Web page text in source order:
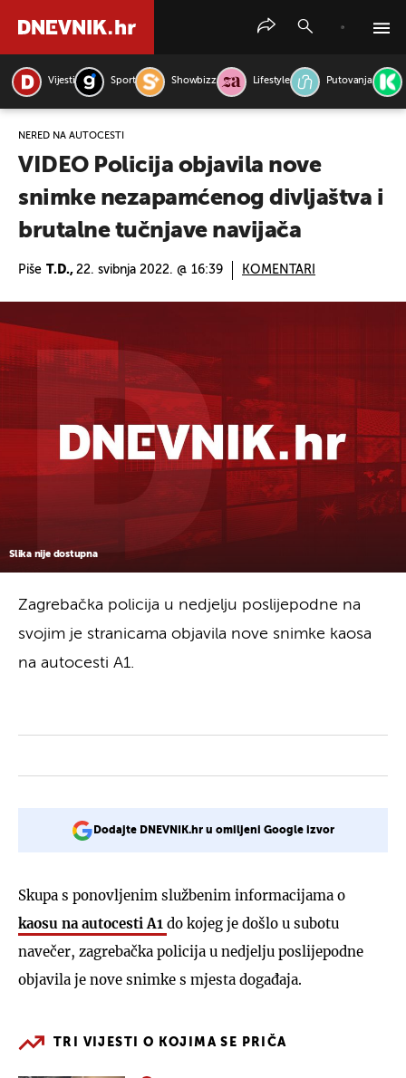
Vijesti Sport Showbizz Lifestyle Putovanja
NERED NA AUTOCESTI
VIDEO Policija objavila nove
snimke nezapamćenog divljaštva i
brutalne tučnjave navijača
Piše T.D., 22. svibnja 2022. @ 16:39 KOMENTARI
Slika nije dostupna
Zagrebačka policija u nedjelju poslijepodne na
svojim je stranicama objavila nove snimke kaosa
na autocesti A1.
Dodajte DNEVNIK.hr u omiljeni Google izvor
Skupa s ponovljenim službenim informacijama o
kaosu na autocesti A1 do kojeg je došlo u subotu
navečer, zagrebačka policija u nedjelju poslijepodne
objavila je nove snimke s mjesta događaja.
TRI VIJESTI O KOJIMA SE PRIČA
PRETRAŽITE VIJESTI